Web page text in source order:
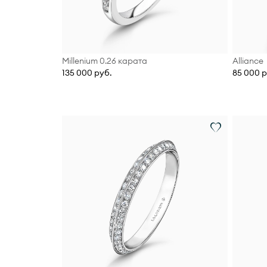
Millenium 0.26 карата
135 000 руб.
Alliance
85 000